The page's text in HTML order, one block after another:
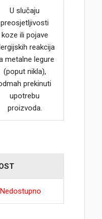
U slučaju
preosjetljivosti
koze ili pojave
reakcija
metalne legure
(poput nikla),
prekinuti
upotrebu
proizvoda.
Nedostupno